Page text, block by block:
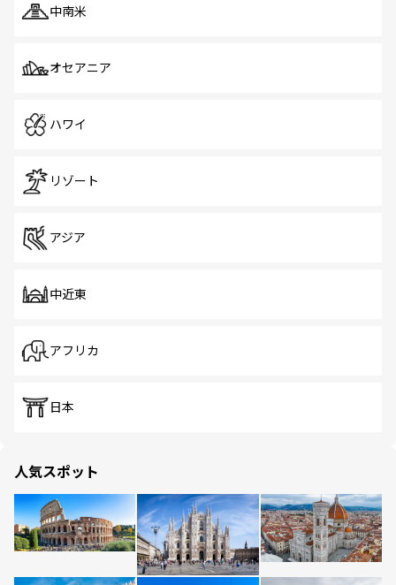
中南米
オセアニア
ハワイ
リゾート
アジア
中近東
アフリカ
日本
人気スポット